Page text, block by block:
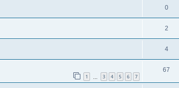
0
2
4
1 3 4 5 6 7
67